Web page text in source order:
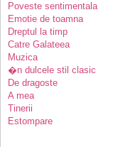
Poveste sentimentala
Emotie de toamna
Dreptul la timp
Catre Galateea
Muzica
�n dulcele stil clasic
De dragoste
A mea
Tinerii
Estompare